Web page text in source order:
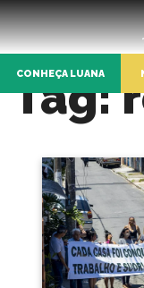
CONHEÇA LUANA
Tag: